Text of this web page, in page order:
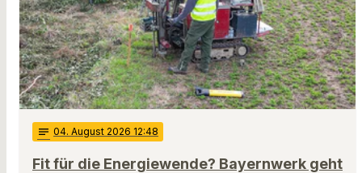
notes 04. August 2026 12:48
Fit für die Energiewende? Bayernwerk geht